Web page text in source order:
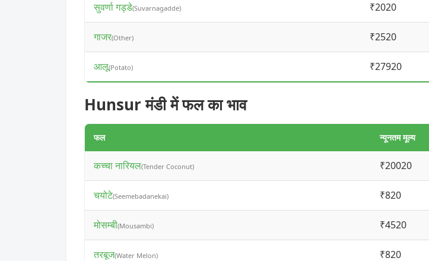
सुवर्णा गड्डे(Suvarnagadde) ₹2020
गाजर(Other) ₹2520
आलू(Potato) ₹27920
Hunsur मंडी में फल का भाव
फल न्यूनतम मूल्य
कच्चा नारियल(Tender Coconut) ₹20020
चयोटे(Seemebadanekai) ₹820
मोसम्बी(Mousambi) ₹4520
तरबूज(Water Melon) ₹820